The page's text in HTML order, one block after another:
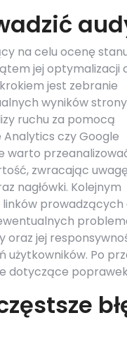
na celu ocenę
jej optymalizacji
jest zebranie
wyników
ruchu za pomocą
czy Google
warto
zwracając
nagłówki. Kolejnym
prowadzących
oraz jej
użytkowników. Po
dotyczące